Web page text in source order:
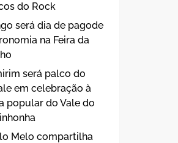
do Rock
será dia de pagode
na Feira da
será palco do
em celebração à
popular do Vale do
Melo compartilha